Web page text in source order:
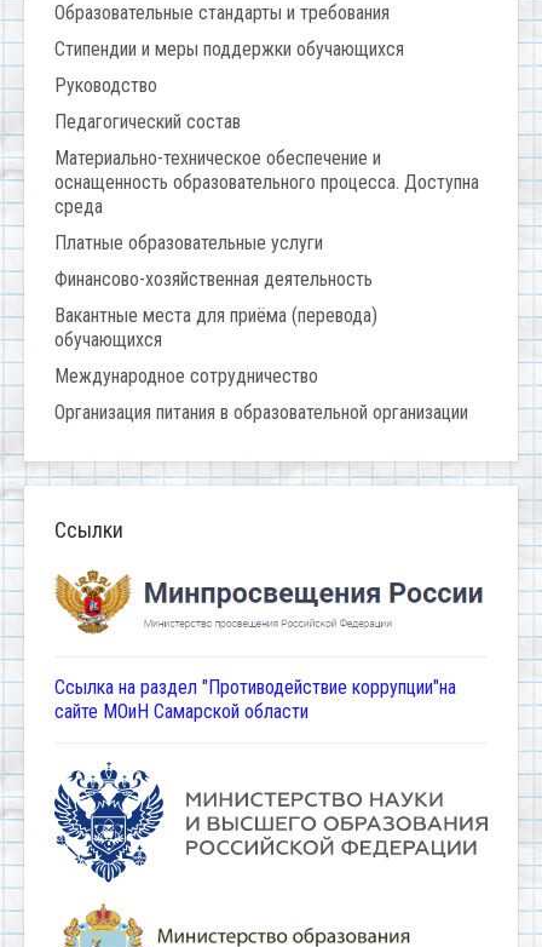
Образовательные стандарты и требования
Стипендии и меры поддержки обучающихся
Руководство
Педагогический состав
Материально-техническое обеспечение и
оснащенность образовательного процесса. Доступна
среда
Платные образовательные услуги
Финансово-хозяйственная деятельность
Вакантные места для приёма (перевода)
обучающихся
Международное сотрудничество
Организация питания в образовательной организации
Ссылки
Ссылка на раздел "Противодействие коррупции"на
сайте МОиН Самарской области